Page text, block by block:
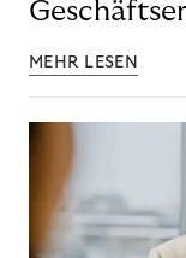
MEHR LESEN